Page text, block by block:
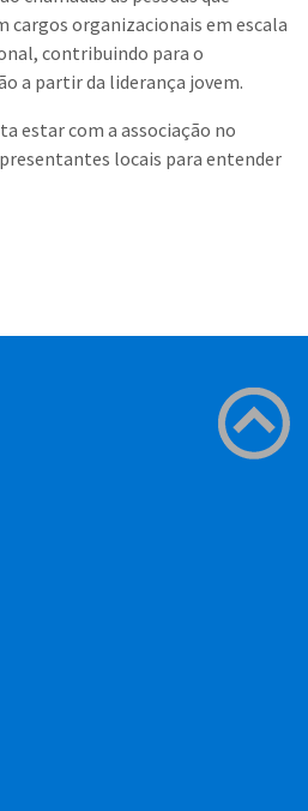
cargos organizacionais em escala
contribuindo para o
a partir da liderança jovem.
estar com a associação no
locais para entender